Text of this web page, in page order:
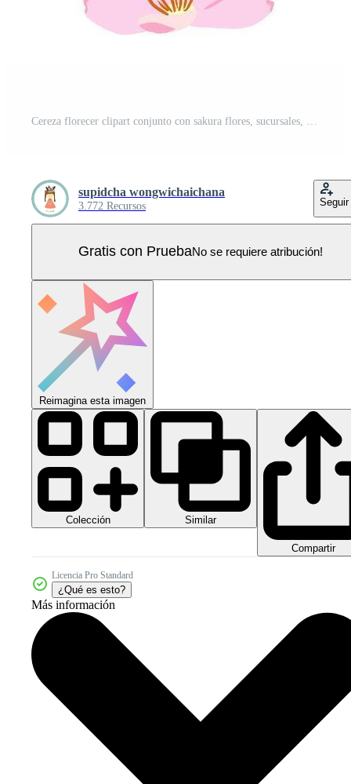
supidcha wongwichaichana
3.772 Recursos Seguir
Gratis con PruebaNo se requiere atribución!
Reimagina esta imagen
Colección Similar
Compartir
Licencia Pro Standard
¿Qué es esto?
Más información